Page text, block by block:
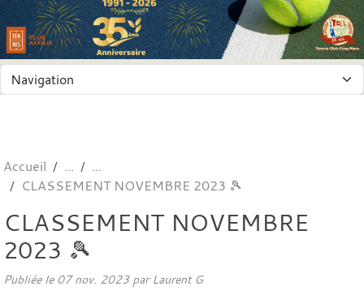
Accueil
CLASSEMENT NOVEMBRE 2023 🎾
CLASSEMENT NOVEMBRE
2023 🎾
Publiée le 07 nov. 2023par Laurent G
Panneau de gestion des cookies